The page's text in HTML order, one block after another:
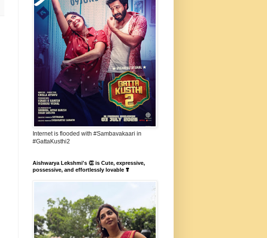
Internet is flooded with #Sambavakaari in
#GattaKusthi2
Aishwarya Lekshmi's 👏 is Cute, expressive,
possessive, and effortlessly lovable ❣️